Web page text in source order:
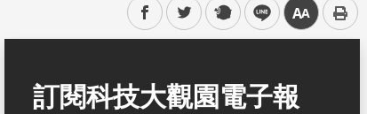
facebooktwitter plurk line 中
訂閱科技大觀園電子報